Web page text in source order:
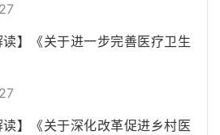
】《关于进一步完善医疗卫生
】《关于深化改革促进乡村医